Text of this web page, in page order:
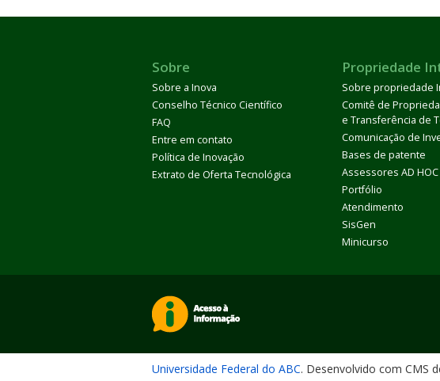
Sobre
Sobre a Inova
Conselho Técnico Científico
FAQ
Entre em contato
Política de Inovação
Extrato de Oferta Tecnológica
Propriedade
Sobre propriedade
Comitê de
e Transferência de
Comunicação de
Bases de patente
Assessores AD HOC
Portfólio
Atendimento
SisGen
Minicurso
Universidade Federal do ABC. Desenvolvido com CMS